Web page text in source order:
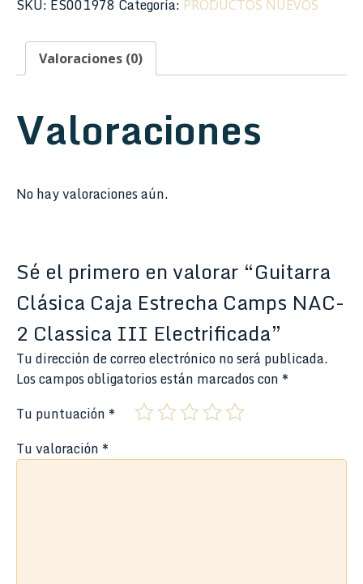
SKU: ES001978 Categoría: PRODUCTOS NUEVOS
Valoraciones (0)
Valoraciones
No hay valoraciones aún.
Sé el primero en valorar “Guitarra
Clásica Caja Estrecha Camps NAC-
2 Classica III Electrificada”
Tu dirección de correo electrónico no será publicada.
Los campos obligatorios están marcados con *
Tu puntuación *
Tu valoración *